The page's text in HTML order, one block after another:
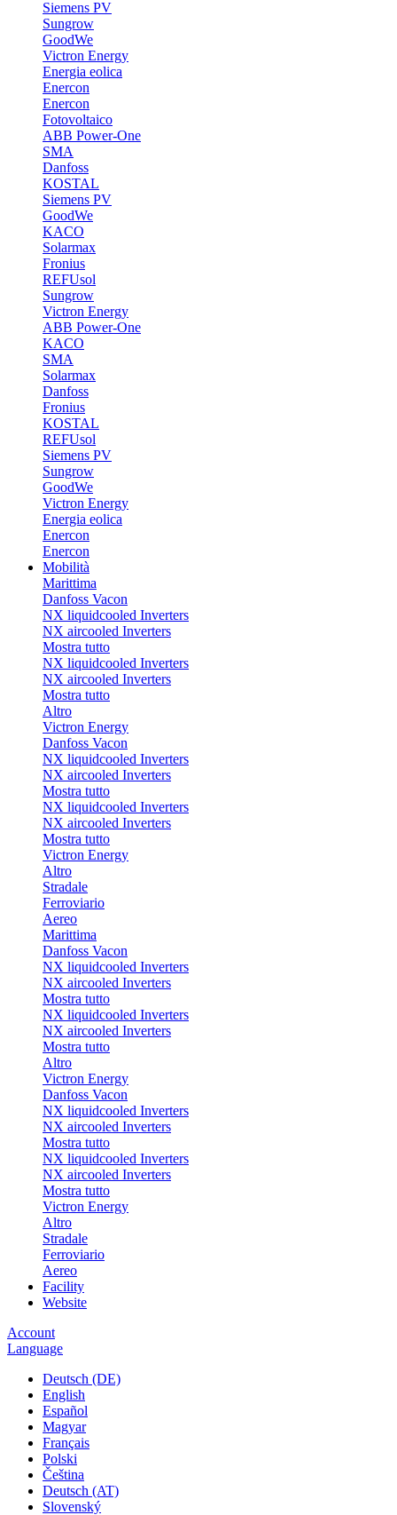
Siemens PV
Sungrow
GoodWe
Victron Energy
Energia eolica
Enercon
Enercon
Fotovoltaico
ABB Power-One
SMA
Danfoss
KOSTAL
Siemens PV
GoodWe
KACO
Solarmax
Fronius
REFUsol
Sungrow
Victron Energy
ABB Power-One
KACO
SMA
Solarmax
Danfoss
Fronius
KOSTAL
REFUsol
Siemens PV
Sungrow
GoodWe
Victron Energy
Energia eolica
Enercon
Enercon
Mobilità
Marittima
Danfoss Vacon
NX liquidcooled Inverters
NX aircooled Inverters
Mostra tutto
NX liquidcooled Inverters
NX aircooled Inverters
Mostra tutto
Altro
Victron Energy
Danfoss Vacon
NX liquidcooled Inverters
NX aircooled Inverters
Mostra tutto
NX liquidcooled Inverters
NX aircooled Inverters
Mostra tutto
Victron Energy
Altro
Stradale
Ferroviario
Aereo
Marittima
Danfoss Vacon
NX liquidcooled Inverters
NX aircooled Inverters
Mostra tutto
NX liquidcooled Inverters
NX aircooled Inverters
Mostra tutto
Altro
Victron Energy
Danfoss Vacon
NX liquidcooled Inverters
NX aircooled Inverters
Mostra tutto
NX liquidcooled Inverters
NX aircooled Inverters
Mostra tutto
Victron Energy
Altro
Stradale
Ferroviario
Aereo
Facility
Website
Account
Language
Deutsch (DE)
English
Español
Magyar
Français
Polski
Čeština
Deutsch (AT)
Slovenský